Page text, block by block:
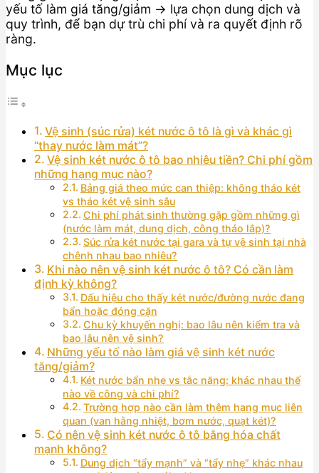
yếu tố làm giá tăng/giảm → lựa chọn dung dịch và
quy trình, để bạn dự trù chi phí và ra quyết định rõ
ràng.
Mục lục
Vệ sinh (súc rửa) két nước ô tô là gì và khác gì
“thay nước làm mát”?
Vệ sinh két nước ô tô bao nhiêu tiền? Chi phí gồm
những hạng mục nào?
Bảng giá theo mức can thiệp: không tháo két
vs tháo két vệ sinh sâu
Chi phí phát sinh thường gặp gồm những gì
(nước làm mát, dung dịch, công tháo lắp)?
Súc rửa két nước tại gara và tự vệ sinh tại nhà
chênh nhau bao nhiêu?
Khi nào nên vệ sinh két nước ô tô? Có cần làm
định kỳ không?
Dấu hiệu cho thấy két nước/đường nước đang
bẩn hoặc đóng cặn
Chu kỳ khuyến nghị: bao lâu nên kiểm tra và
bao lâu nên vệ sinh?
Những yếu tố nào làm giá vệ sinh két nước
tăng/giảm?
Két nước bẩn nhẹ vs tắc nặng: khác nhau thế
nào về công và chi phí?
Trường hợp nào cần làm thêm hạng mục liên
quan (van hằng nhiệt, bơm nước, quạt két)?
Có nên vệ sinh két nước ô tô bằng hóa chất
mạnh không?
Dung dịch “tẩy mạnh” và “tẩy nhẹ” khác nhau